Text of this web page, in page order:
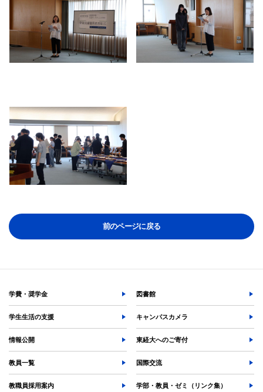
サイト内検索
検索する
よく検索されるページ
各種証明書の発行
TKUポータル
奨学金
前のページに戻る
学費・奨学金 図書館
学生生活の支援 キャンパスカメラ
情報公開 東経大へのご寄付
教員一覧 国際交流
教職員採用案内 学部・教員・ゼミ（リンク集）